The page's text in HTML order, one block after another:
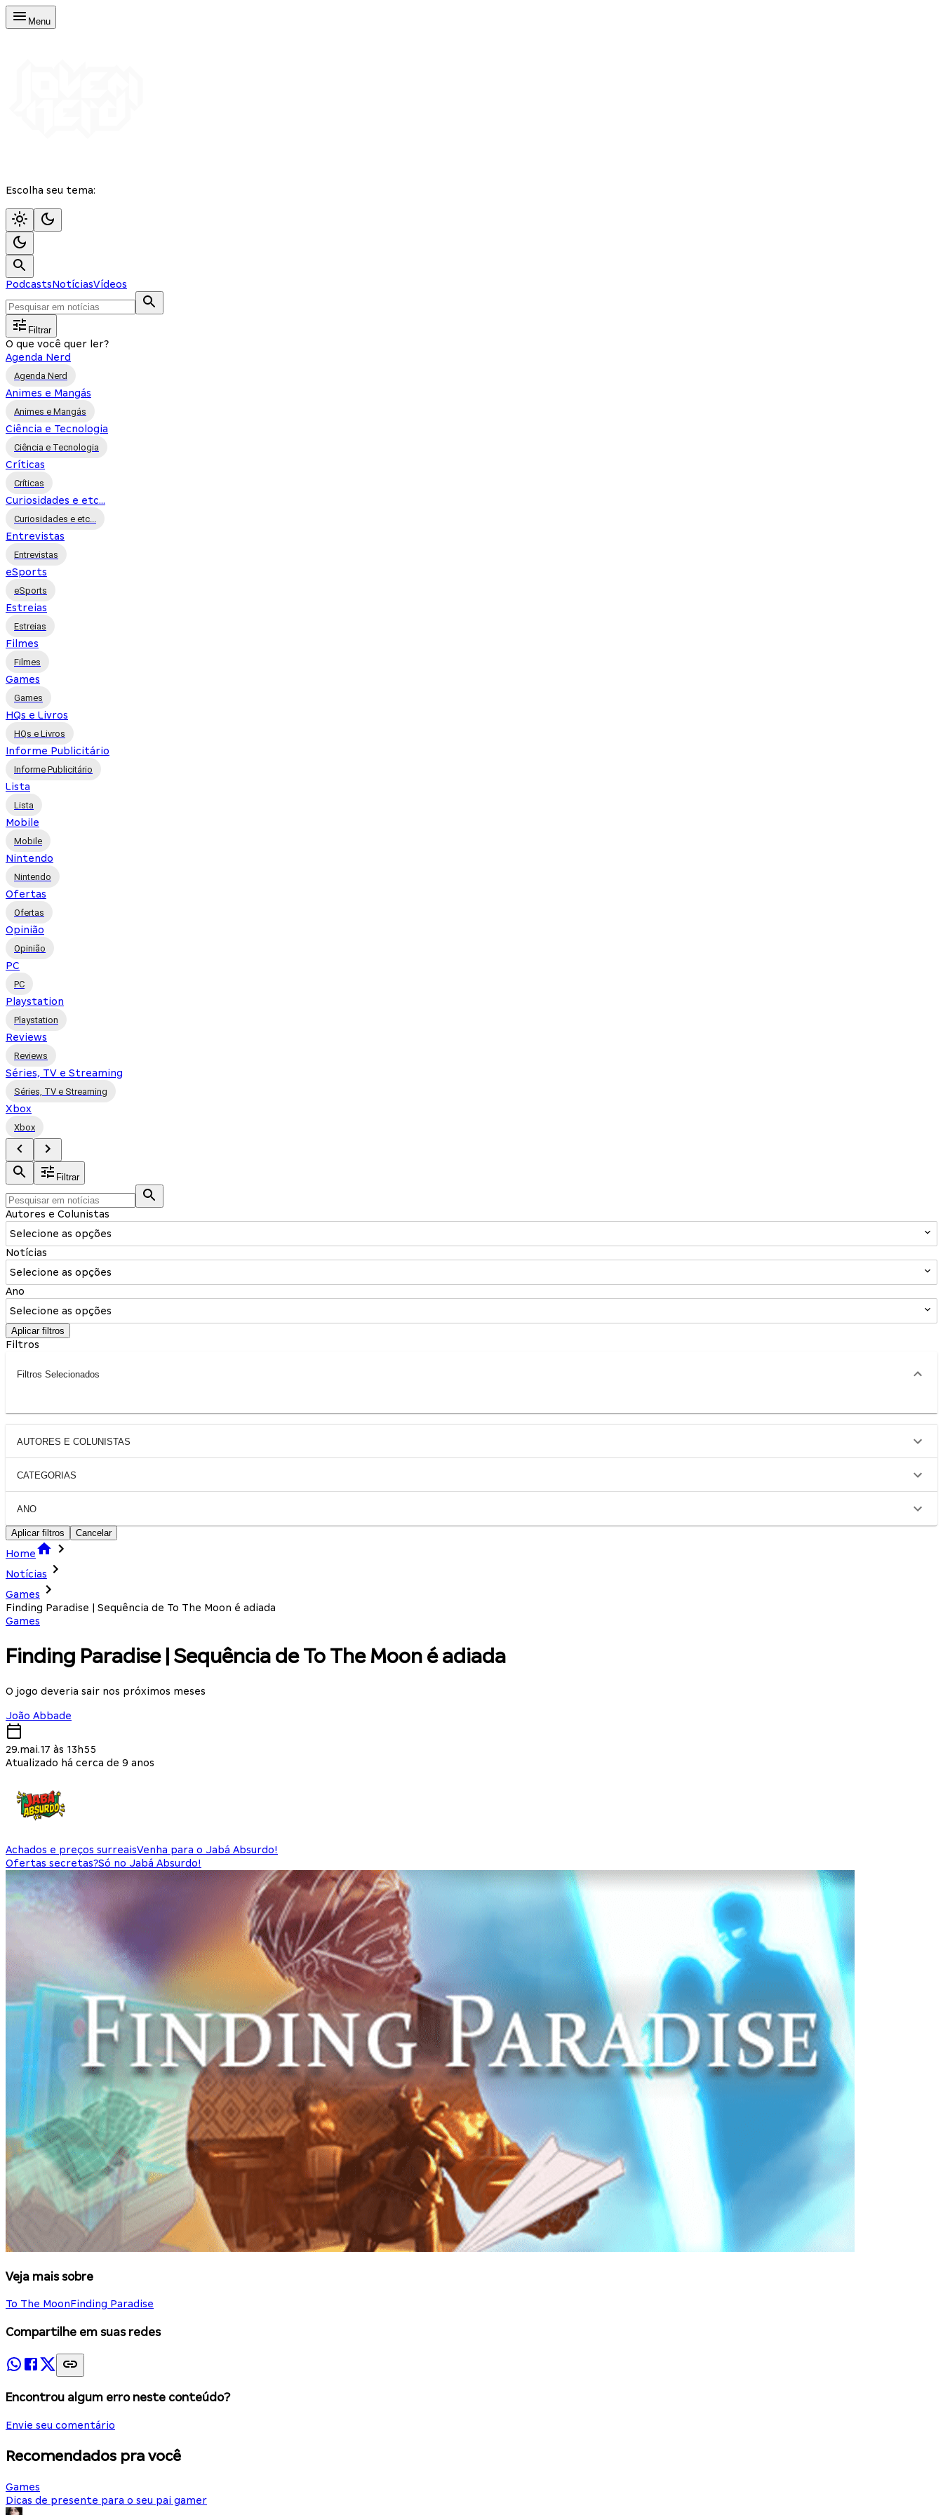
Menu
Escolha seu tema:
PodcastsNotíciasVídeos
Filtrar
O que você quer ler?
Agenda Nerd
Agenda Nerd
Animes e Mangás
Animes e Mangás
Ciência e Tecnologia
Ciência e Tecnologia
Críticas
Críticas
Curiosidades e etc...
Curiosidades e etc...
Entrevistas
Entrevistas
eSports
eSports
Estreias
Estreias
Filmes
Filmes
Games
Games
HQs e Livros
HQs e Livros
Informe Publicitário
Informe Publicitário
Lista
Lista
Mobile
Mobile
Nintendo
Nintendo
Ofertas
Ofertas
Opinião
Opinião
PC
PC
Playstation
Playstation
Reviews
Reviews
Séries, TV e Streaming
Séries, TV e Streaming
Xbox
Xbox
Filtrar
Autores e Colunistas
Selecione as opções
Notícias
Selecione as opções
Ano
Selecione as opções
Aplicar filtros
Filtros
Filtros Selecionados
AUTORES E COLUNISTAS
CATEGORIAS
ANO
Aplicar filtros Cancelar
Home
Notícias
Games
Finding Paradise | Sequência de To The Moon é adiada
Games
Finding Paradise | Sequência de To The Moon é adiada
O jogo deveria sair nos próximos meses
João Abbade
29.mai.17 às 13h55
Atualizado há cerca de 9 anos
Achados e preços surreaisVenha para o Jabá Absurdo!
Ofertas secretas?Só no Jabá Absurdo!
Veja mais sobre
To The MoonFinding Paradise
Compartilhe em suas redes
Encontrou algum erro neste conteúdo?
Envie seu comentário
Recomendados pra você
Games
Dicas de presente para o seu pai gamer